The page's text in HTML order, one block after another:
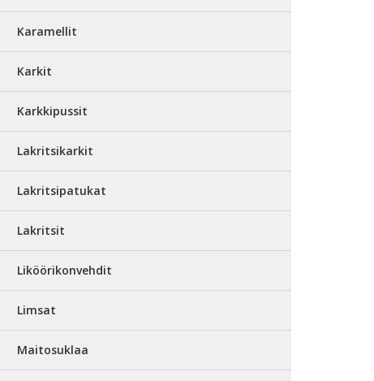
Karamellit
Karkit
Karkkipussit
Lakritsikarkit
Lakritsipatukat
Lakritsit
Liköörikonvehdit
Limsat
Maitosuklaa